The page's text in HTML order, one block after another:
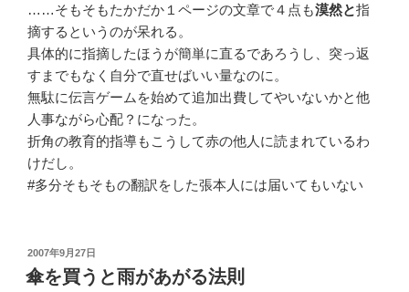
……そもそもたかだか１ページの文章で４点も漠然と指
摘するというのが呆れる。
具体的に指摘したほうが簡単に直るであろうし、突っ返
すまでもなく自分で直せばいい量なのに。
無駄に伝言ゲームを始めて追加出費してやいないかと他
人事ながら心配？になった。
折角の教育的指導もこうして赤の他人に読まれているわ
けだし。
#多分そもそもの翻訳をした張本人には届いてもいない
投
稿
日:
2007年9月27日
傘を買うと雨があがる法則